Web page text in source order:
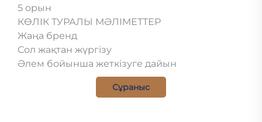
5 орын
КӨЛІК ТУРАЛЫ МӘЛІМЕТТЕР
Жаңа бренд
Сол жақтан жүргізу
Әлем бойынша жеткізуге дайын
Сұраныс